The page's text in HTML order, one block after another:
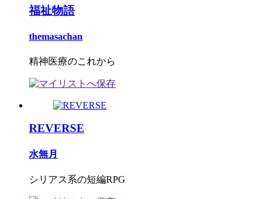
福祉物語
themasachan
精神医療のこれから
REVERSE
水無月
シリアス系の短編RPG